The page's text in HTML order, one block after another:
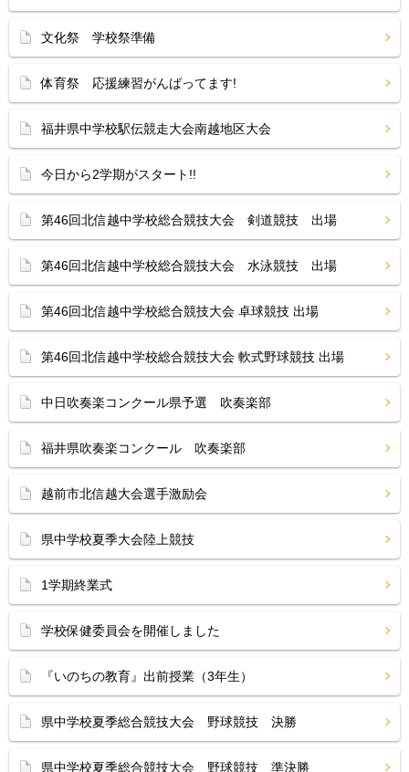
文化祭 学校祭準備
体育祭 応援練習がんばってます!
福井県中学校駅伝競走大会南越地区大会
今日から2学期がスタート!!
第46回北信越中学校総合競技大会 剣道競技 出場
第46回北信越中学校総合競技大会 水泳競技 出場
第46回北信越中学校総合競技大会 卓球競技 出場
第46回北信越中学校総合競技大会 軟式野球競技 出場
中日吹奏楽コンクール県予選 吹奏楽部
福井県吹奏楽コンクール 吹奏楽部
越前市北信越大会選手激励会
県中学校夏季大会陸上競技
1学期終業式
学校保健委員会を開催しました
『いのちの教育』出前授業（3年生）
県中学校夏季総合競技大会 野球競技 決勝
県中学校夏季総合競技大会 野球競技 準決勝